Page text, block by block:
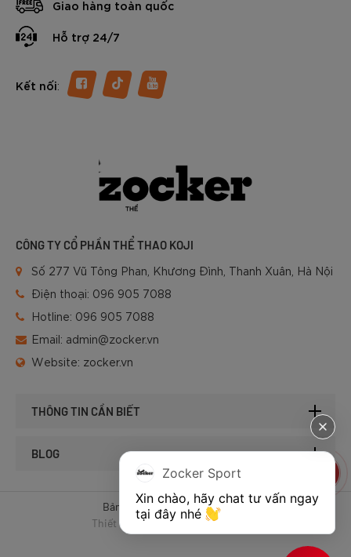
Giao hàng toàn quốc
Hỗ trợ 24/7
Kết nối:
CÔNG TY CỔ PHẦN THỂ THAO KOJI
Số 277 Vũ Tông Phan, Khương Đình, Thanh Xuân, Hà Nội
Điện thoại: 096 905 7088
Hotline: 096 905 7088
Email: admin@zocker.vn
Website: zocker.vn
THÔNG TIN CẦN BIẾT
BLOG
Bản quyền © 2025 của Zocker.
Thiết kế website & SEO - Tất Thành
Zocker Sport
Xin chào, hãy chat tư vấn ngay
tại đây nhé